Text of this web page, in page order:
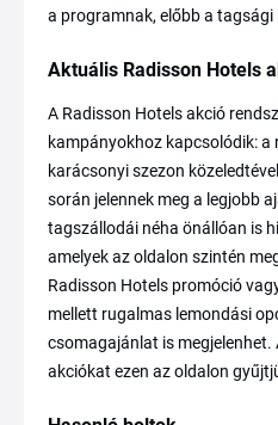
a programnak, előbb a tagsági
Aktuális Radisson Hotels
A Radisson Hotels akció
kampányokhoz kapcsolódik:
karácsonyi szezon
során jelennek meg a legjobb
tagszállodái néha önállóan is
amelyek az oldalon szintén
Radisson Hotels promóció
mellett rugalmas lemondási
csomagajánlat is
akciókat ezen az oldalon